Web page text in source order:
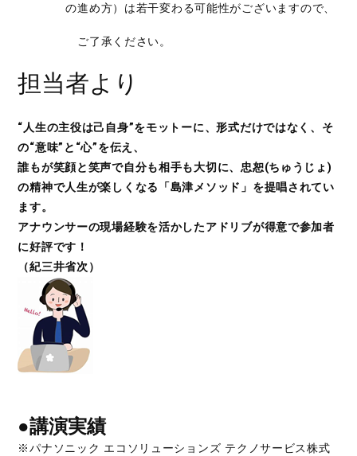
の進め方）は若干変わる可能性がございますので、
ご了承ください。
担当者より
“人生の主役は己自身”をモットーに、形式だけではなく、そ
の“意味”と“心”を伝え、
誰もが笑顔と笑声で自分も相手も大切に、忠恕(ちゅうじょ)
の精神で人生が楽しくなる「島津メソッド」を提唱されてい
ます。
アナウンサーの現場経験を活かしたアドリブが得意で参加者
に好評です！
（紀三井省次）
●講演実績
※パナソニック エコソリューションズ テクノサービス株式